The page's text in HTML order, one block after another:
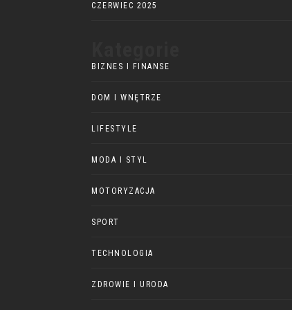
CZERWIEC 2025
BIZNES I FINANSE
DOM I WNĘTRZE
LIFESTYLE
MODA I STYL
MOTORYZACJA
SPORT
TECHNOLOGIA
ZDROWIE I URODA